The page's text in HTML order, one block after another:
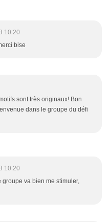
10:20
bise
sont très originaux! Bon
dans le groupe du défi
10:20
groupe va bien me stimuler,